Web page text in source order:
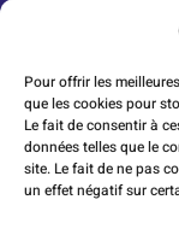
Pour offrir les
que les cookies pour
Le fait de consentir à
données telles que le
site. Le fait de ne pas
un effet négatif sur
WORK IN
CONTACT
Lauréats du